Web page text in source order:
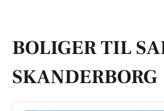
BOLIGER TIL
SKANDERBORG